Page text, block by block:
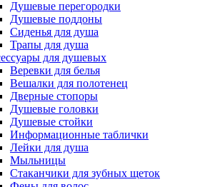
Душевые перегородки
Душевые поддоны
Сиденья для душа
Трапы для душа
для душевых
Веревки для белья
Вешалки для полотенец
Дверные стопоры
Душевые головки
Душевые стойки
Информационные таблички
Лейки для душа
Мыльницы
Стаканчики для зубных щеток